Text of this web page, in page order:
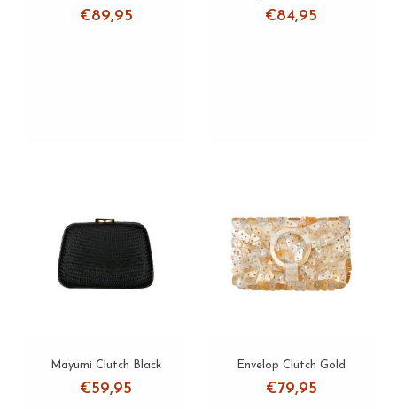
€89,95 €84,95
Mayumi Clutch Black
€59,95
Envelop Clutch Gold
€79,95